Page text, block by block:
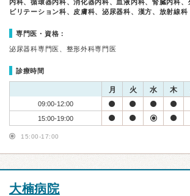
内科、循環器内科、消化器内科、血液内科、腎臓内科
ビリテーション科、皮膚科、泌尿器科、漢方、放射線科
専門医・資格：
泌尿器科専門医、整形外科専門医
診療時間
月 火 水 木
09:00-12:00
15:00-19:00
15:00-17:00
大楠病院